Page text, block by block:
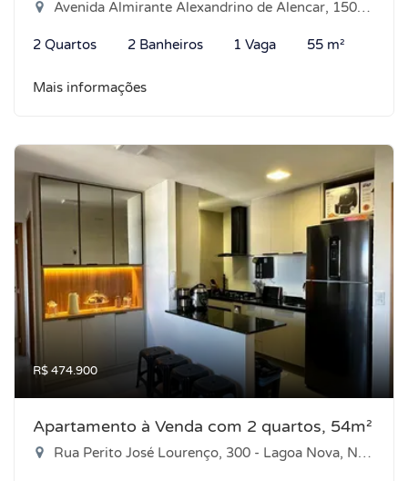
Avenida Almirante Alexandrino de Alencar, 1500 - Tirol, Natal-RN
2 Quartos 2 Banheiros 1 Vaga 55 m²
Mais informações
R$ 474.900
Apartamento à Venda com 2 quartos, 54m²
Rua Perito José Lourenço, 300 - Lagoa Nova, Natal-RN